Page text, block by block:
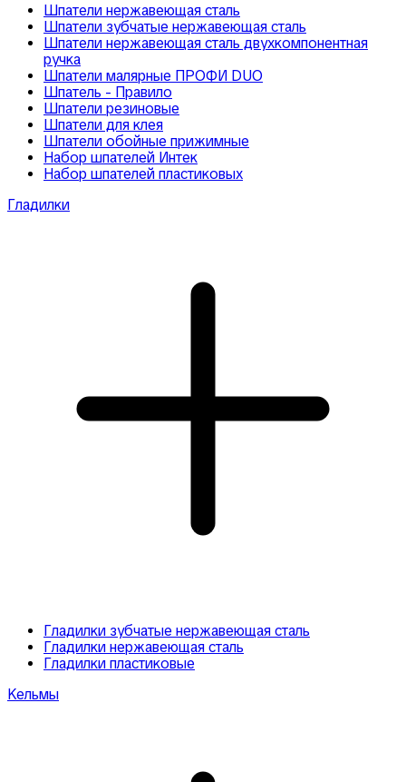
Шпатели нержавеющая сталь
Шпатели зубчатые нержавеющая сталь
Шпатели нержавеющая сталь двухкомпонентная
ручка
Шпатели малярные ПРОФИ DUO
Шпатель - Правило
Шпатели резиновые
Шпатели для клея
Шпатели обойные прижимные
Набор шпателей Интек
Набор шпателей пластиковых
Гладилки
Гладилки зубчатые нержавеющая сталь
Гладилки нержавеющая сталь
Гладилки пластиковые
Кельмы